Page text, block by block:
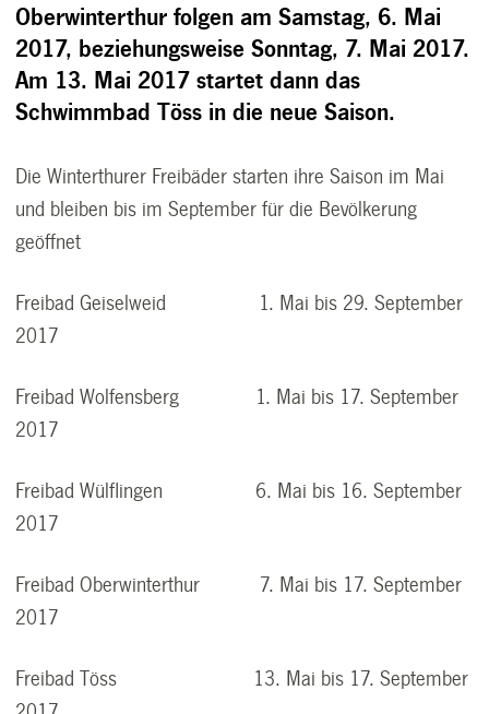
Oberwinterthur folgen am Samstag, 6. Mai
2017, beziehungsweise Sonntag, 7. Mai 2017.
Am 13. Mai 2017 startet dann das
Schwimmbad Töss in die neue Saison.
Die Winterthurer Freibäder starten ihre Saison im Mai
und bleiben bis im September für die Bevölkerung
geöffnet
Freibad Geiselweid 1. Mai bis 29. September
2017
Freibad Wolfensberg 1. Mai bis 17. September
2017
Freibad Wülflingen 6. Mai bis 16. September
2017
Freibad Oberwinterthur 7. Mai bis 17. September
2017
Freibad Töss 13. Mai bis 17. September